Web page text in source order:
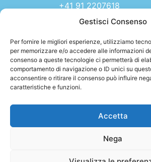
Gestisci Consenso
Per fornire le migliori esperienze, utilizziamo
per memorizzare e/o accedere alle informazioni
consenso a queste tecnologie ci permetterà di
comportamento di navigazione o ID unici su
acconsentire o ritirare il consenso può influire
caratteristiche e funzioni.
Accetta
Nega
TRAVELMADE – SEDE:
Via Rinaldo Simen 16
6900 LUGANO (TI)
SWITZERLAND
+41 91 2207618
+41 77 9662971